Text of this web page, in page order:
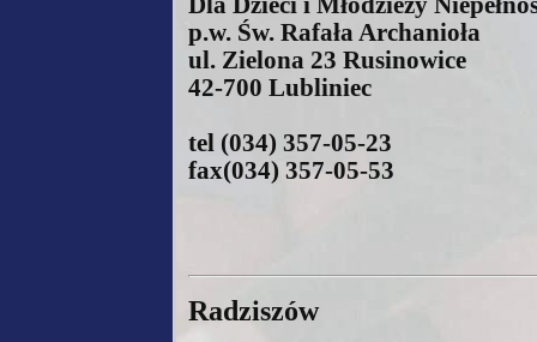
p.w. Św. Rafała Archanioła
ul. Zielona 23 Rusinowice
42-700 Lubliniec
tel (034) 357-05-23
fax(034) 357-05-53
Radziszów